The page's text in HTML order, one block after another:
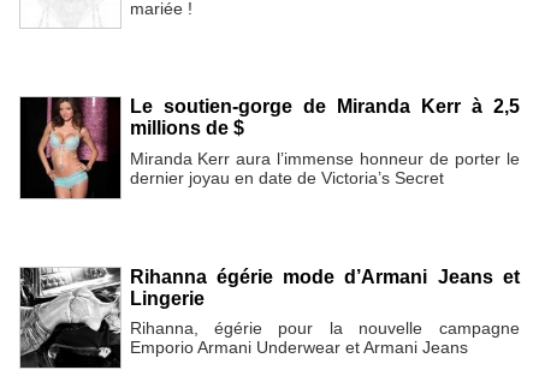
mariée !
Le soutien-gorge de Miranda Kerr à 2,5
millions de $
Miranda Kerr aura l’immense honneur de porter le
dernier joyau en date de Victoria’s Secret
Rihanna égérie mode d’Armani Jeans et
Lingerie
Rihanna, égérie pour la nouvelle campagne
Emporio Armani Underwear et Armani Jeans